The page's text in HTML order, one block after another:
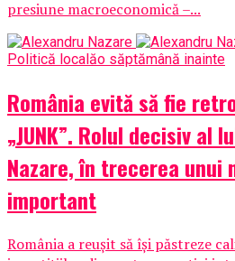
presiune macroeconomică –...
Politică localăo săptămână inainte
România evită să fie
„JUNK”. Rolul decisiv al
Nazare, în trecerea unui
important
România a reușit să își păstreze